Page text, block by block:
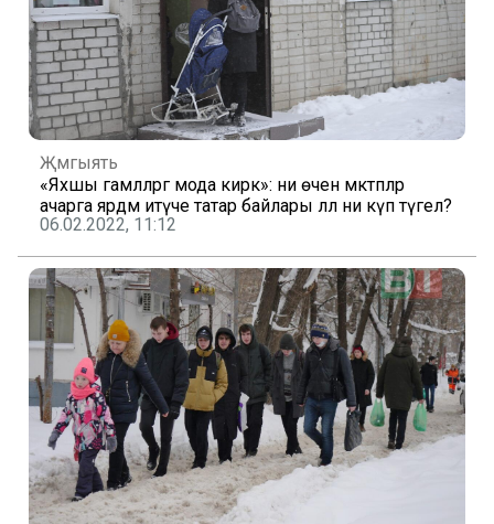
Җәмгыять
«Яхшы гамәлләргә мода кирәк»: ни өчен мәктәпләр
ачарга ярдәм итүче татар байлары әллә ни күп түгел?
06.02.2022, 11:12